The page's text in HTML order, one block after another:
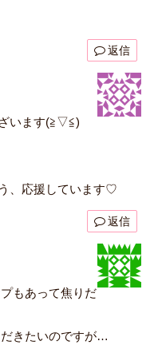
返信
います(≧▽≦)
、応援しています♡
返信
もあって焦りだ
きたいのですが…